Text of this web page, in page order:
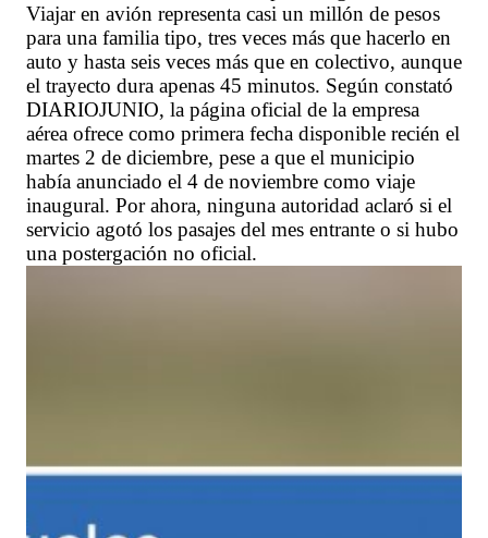
Viajar en avión representa casi un millón de pesos
para una familia tipo, tres veces más que hacerlo en
auto y hasta seis veces más que en colectivo, aunque
el trayecto dura apenas 45 minutos. Según constató
DIARIOJUNIO, la página oficial de la empresa
aérea ofrece como primera fecha disponible recién el
martes 2 de diciembre, pese a que el municipio
había anunciado el 4 de noviembre como viaje
inaugural. Por ahora, ninguna autoridad aclaró si el
servicio agotó los pasajes del mes entrante o si hubo
una postergación no oficial.